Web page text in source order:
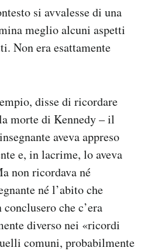
si avvalesse di una
meglio alcuni aspetti
Non era esattamente
disse di ricordare
morte di Kennedy – il
aveva appreso
e, in lacrime, lo aveva
non ricordava né
né l’abito che
che c’era
diverso nei «ricordi
comuni, probabilmente